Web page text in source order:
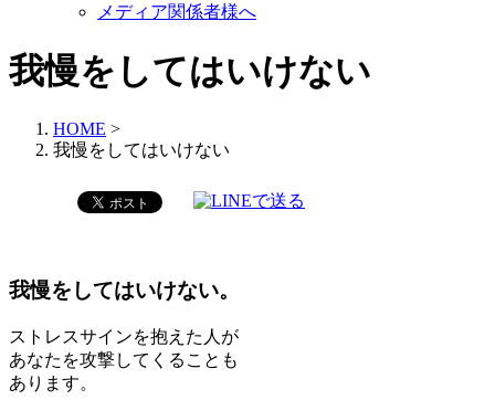
メディア関係者様へ
我慢をしてはいけない
HOME >
我慢をしてはいけない
我慢をしてはいけない。
ストレスサインを抱えた人が
あなたを攻撃してくることも
あります。